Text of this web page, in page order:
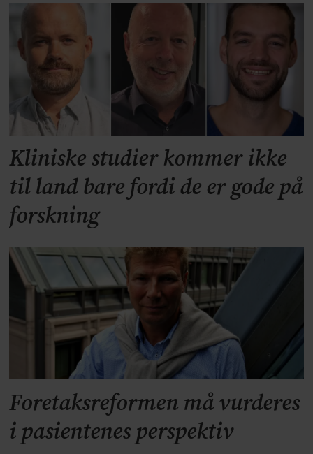
Kliniske studier kommer ikke
til land bare fordi de er gode på
forskning
Foretaksreformen må vurderes
i pasientenes perspektiv